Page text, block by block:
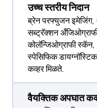
उच्च स्तरीय निदान
ब्रेन परफ्युजन इमेजिंग,
सब्ट्रॅक्शन अँजिओग्राफी
कोलॅन्जिओग्राफी स्कॅन,
स्पेसिफिक
कव्हर मिळते.
वैयक्तिक अपघात